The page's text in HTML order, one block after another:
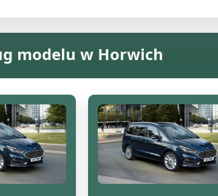
modelu w Horwich